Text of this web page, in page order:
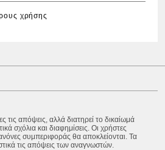
χρήσης
τις απόψεις, αλλά διατηρεί το δικαίωμά
σχόλια και διαφημίσεις. Οι χρήστες
συμπεριφοράς θα αποκλείονται. Τα
τις απόψεις των αναγνωστών.